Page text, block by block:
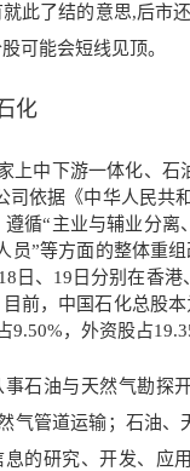
此了结的意思,后市
可能会短线见顶。
化
上中下游一体化、
依据《中华人民共
循“主业与辅业分
”等方面的整体重
日、19日分别在香
前，中国石化总股
，外资股占
石油与天然气勘探
管道运输；石油
的研究、开发、应